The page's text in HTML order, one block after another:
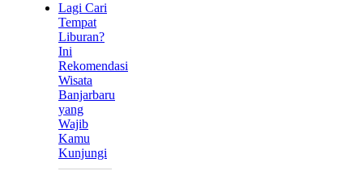
Lagi Cari
Tempat
Liburan?
Ini
Rekomendasi
Wisata
Banjarbaru
yang
Wajib
Kamu
Kunjungi